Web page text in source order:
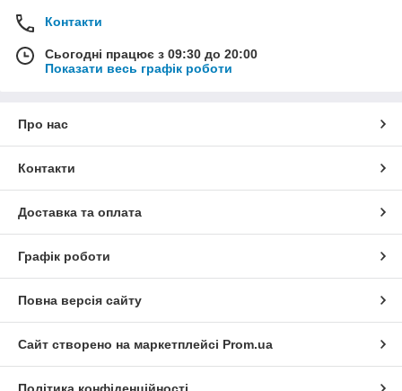
Контакти
Сьогодні працює з 09:30 до 20:00
Показати весь графік роботи
Про нас
Контакти
Доставка та оплата
Графік роботи
Повна версія сайту
Сайт створено на маркетплейсі Prom.ua
Політика конфіденційності